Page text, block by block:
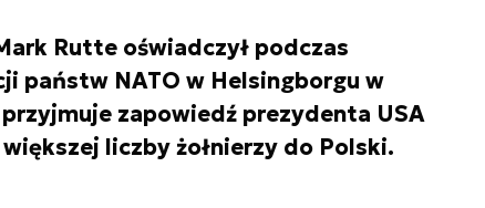
Rutte oświadczył podczas
państw NATO w Helsingborgu w
zapowiedź prezydenta USA
liczby żołnierzy do Polski.